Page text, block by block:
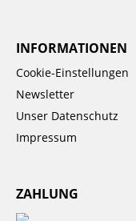
INFORMATIONEN
Cookie-Einstellungen
Newsletter
Unser Datenschutz
Impressum
ZAHLUNG